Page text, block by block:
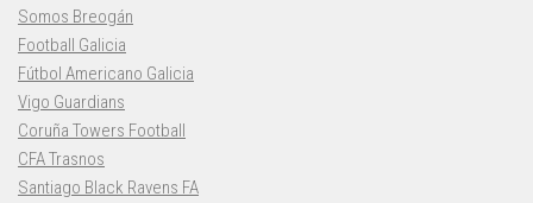
Somos Breogán
Football Galicia
Fútbol Americano Galicia
Vigo Guardians
Coruña Towers Football
CFA Trasnos
Santiago Black Ravens FA